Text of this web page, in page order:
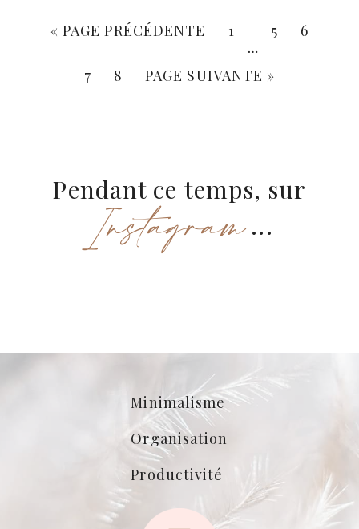
« PAGE PRÉCÉDENTE 1
…
5 6
7 8 PAGE SUIVANTE »
Pendant ce temps, sur
Instagram...
Minimalisme
Organisation
Productivité